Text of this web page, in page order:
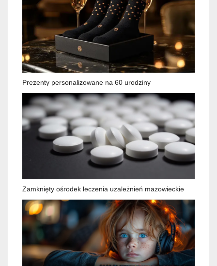
Prezenty personalizowane na 60 urodziny
Zamknięty ośrodek leczenia uzależnień mazowieckie